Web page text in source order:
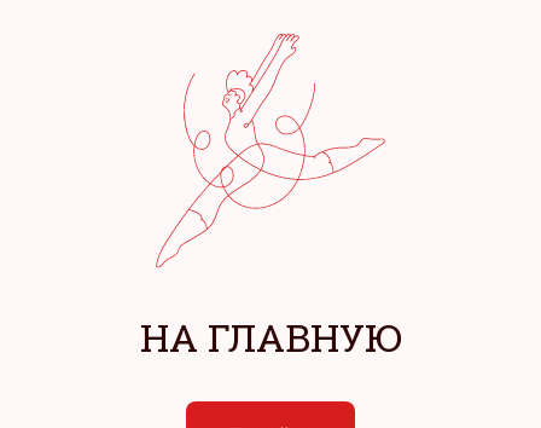
НА ГЛАВНУЮ